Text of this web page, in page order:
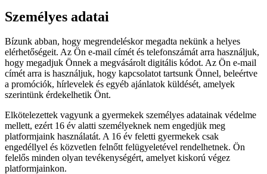
Személyes adatai
Bízunk abban, hogy megrendeléskor megadta nekünk a helyes
elérhetőségeit. Az Ön e-mail címét és telefonszámát arra használjuk,
hogy megadjuk Önnek a megvásárolt digitális kódot. Az Ön e-mail
címét arra is használjuk, hogy kapcsolatot tartsunk Önnel, beleértve
a promóciók, hírlevelek és egyéb ajánlatok küldését, amelyek
szerintünk érdekelhetik Önt.
Elkötelezettek vagyunk a gyermekek személyes adatainak védelme
mellett, ezért 16 év alatti személyeknek nem engedjük meg
platformjaink használatát. A 16 év feletti gyermekek csak
engedéllyel és közvetlen felnőtt felügyeletével rendelhetnek. Ön
felelős minden olyan tevékenységért, amelyet kiskorú végez
platformjainkon.